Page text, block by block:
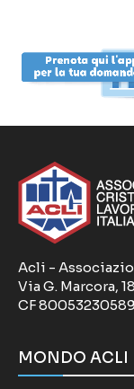
Acli -
Via G. Marcora,
CF
MONDO ACLI